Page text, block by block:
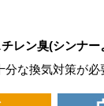
チレン臭(シンナ
分な換気対策が必